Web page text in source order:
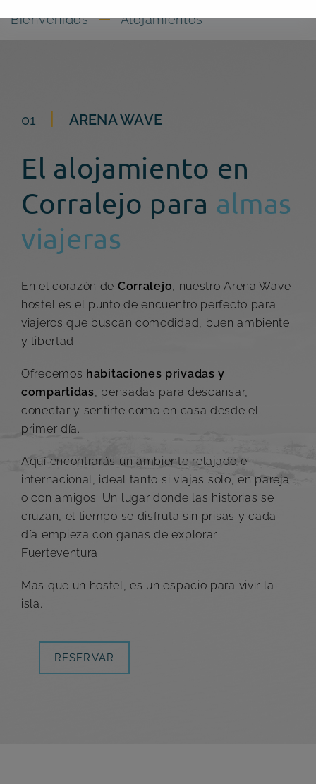
Bienvenidos Alojamientos
01 ARENA WAVE
El alojamiento en
Corralejo para almas
viajeras
En el corazón de Corralejo, nuestro Arena Wave
hostel es el punto de encuentro perfecto para
viajeros que buscan comodidad, buen ambiente
y libertad.
Ofrecemos habitaciones privadas y
compartidas, pensadas para descansar,
conectar y sentirte como en casa desde el
primer día.
Aquí encontrarás un ambiente relajado e
internacional, ideal tanto si viajas solo, en pareja
o con amigos. Un lugar donde las historias se
cruzan, el tiempo se disfruta sin prisas y cada
día empieza con ganas de explorar
Fuerteventura.
Más que un hostel, es un espacio para vivir la
isla.
RESERVAR